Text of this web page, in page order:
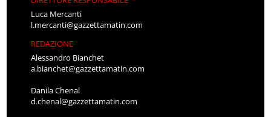
Luca Mercanti
l.mercanti@gazzettamatin.com
REDAZIONE
Alessandro Bianchet
a.bianchet@gazzettamatin.com
Danila Chenal
d.chenal@gazzettamatin.com